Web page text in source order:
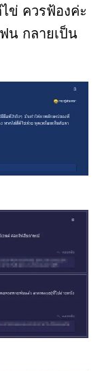
ข่ ควรฟ้องค่ะ
น กลายเป็น